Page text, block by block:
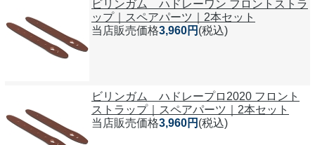
ビリンガム ハドレーワン フロントストラ
ップ｜スペアパーツ｜2本セット
当店販売価格3,960円 (税込)
ビリンガム ハドレープロ2020 フロント
ストラップ｜スペアパーツ｜2本セット
当店販売価格3,960円 (税込)